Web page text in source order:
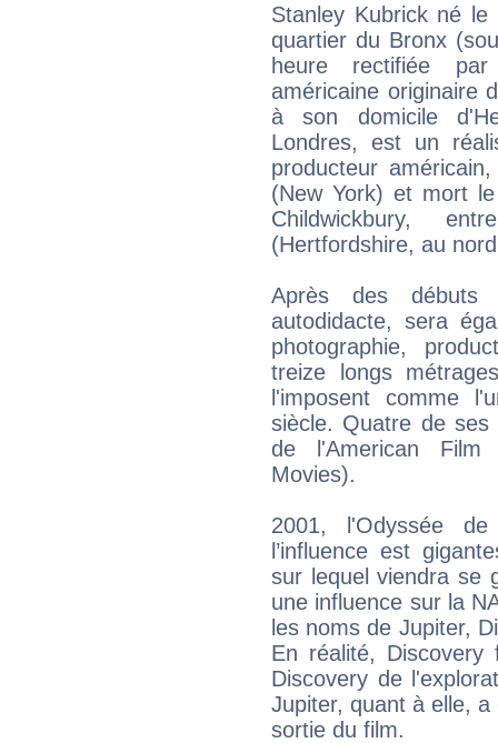
Stanley Kubrick né
quartier du Bronx
heure rectifiée
américaine originaire
à son domicile
Londres, est un
producteur
(New York) et mort
Childwickbury,
(Hertfordshire, au
Après des débuts
autodidacte, sera
photographie,
treize longs
l'imposent comme
siècle. Quatre de
de l'American Film
Movies).
2001, l'Odyssée
l’influence est
sur lequel viendra se
une influence sur la
les noms de Jupiter,
En réalité,
Discovery de
Jupiter, quant à elle,
sortie du film.